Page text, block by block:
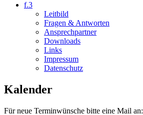
f.3
Leitbild
Fragen & Antworten
Ansprechpartner
Downloads
Links
Impressum
Datenschutz
Kalender
Für neue Terminwünsche bitte eine Mail an: